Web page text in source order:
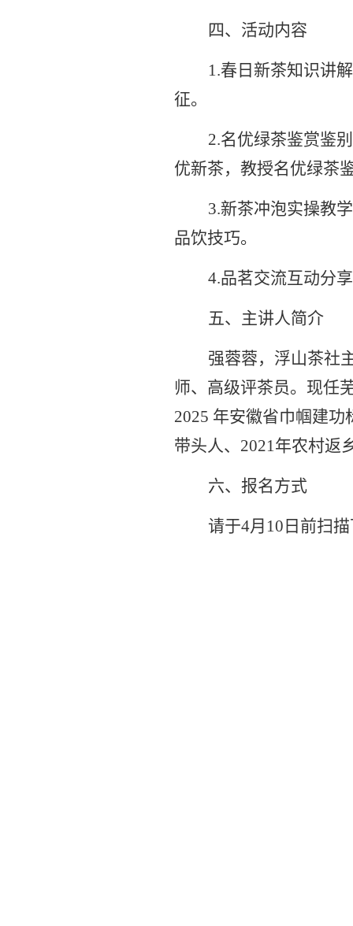
四、活动内容
1.春日新茶知识讲
征。
2.名优绿茶鉴赏鉴
优新茶，教授名优绿茶
3.新茶冲泡实操教
品饮技巧。
4.品茗交流互动分
五、主讲人简介
强蓉蓉，浮山茶社
师、高级评茶员。现任
2025 年安徽省巾帼建
带头人、2021年农村返
六、报名方式
请于4月10日前扫